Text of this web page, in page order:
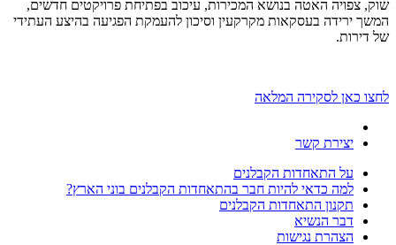
שוק, צפויה האטה בנושא המכירות, עיכוב בפתיחת פרויקטים חדשים,
המשך ירידה בעסקאות מקרקעין וסיכון להעמקת הפגיעה בהיצע העתידי
של דירות.
לחצו כאן לסקירה המלאה
יצירת קשר
על התאחדות הקבלנים
למה כדאי להיות חבר בהתאחדות הקבלנים בוני הארץ?
תקנון התאחדות הקבלנים
דבר הנשיא
הצהרת נגישות